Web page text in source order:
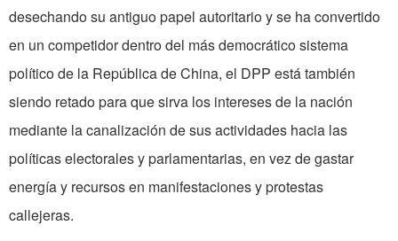
desechando su antiguo papel autoritario y se ha convertido
en un competidor dentro del más democrático sistema
político de la República de China, el DPP está también
siendo retado para que sirva los intereses de la nación
mediante la canalización de sus actividades hacia las
políticas electorales y parlamentarias, en vez de gastar
energía y recursos en manifestaciones y protestas
callejeras.